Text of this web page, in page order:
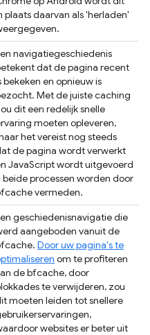
plaats daarvan als 'herladen'
navigatiegeschiedenis
dat de pagina recent
bekeken en opnieuw is
Met de juiste caching
dit een redelijk snelle
moeten opleveren,
het vereist nog steeds
de pagina wordt verwerkt
JavaScript wordt uitgevoerd
beide processen worden door
vermeden.
geschiedenisnavigatie die
aangeboden vanuit de
Door uw pagina's te
om te profiteren
de bfcache, door
te verwijderen, zou
moeten leiden tot snellere
websites er beter uit